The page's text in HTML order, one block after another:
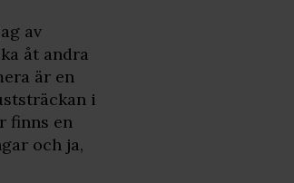
av
åt andra
är en
i
finns en
och ja,